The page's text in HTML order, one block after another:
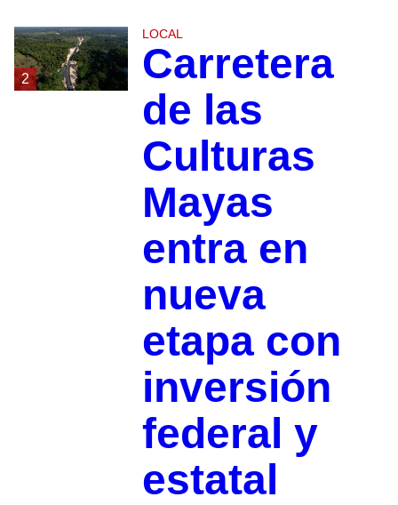
2
LOCAL
Carretera
de las
Culturas
Mayas
entra en
nueva
etapa con
inversión
federal y
estatal